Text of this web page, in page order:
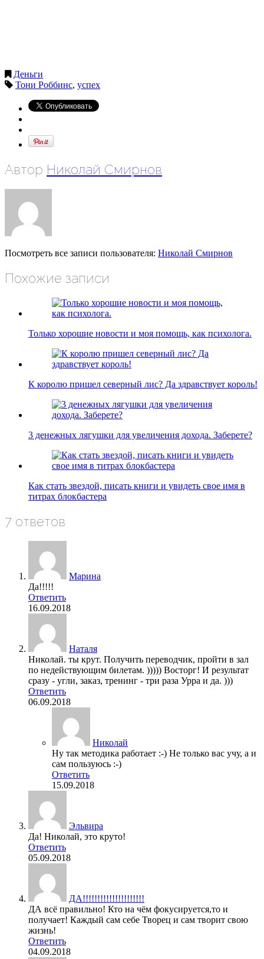
Деньги
Тони Роббинс, успех
Автор Николай Смирнов
Посмотреть все записи пользователя: Николай Смирнов
Похожие записи
Только хорошие новости и моя помощь, как психолога.
К королю пришел северный лис? Да здравствует король!
3 денежных лягушки для увеличения дохода. Заберете?
Как стать звездой, писать книги и увидеть свое имя в
титрах блокбастера
7 ответов
Марина
Да!!!!!
Ответить
16.09.2018
Наталя
Николай. ты крут. Получить переводчик, пройти в зал
по недействующим билетам. ))))) Восторг! И результат
сразу - угли, заказ, тренинг - три раза Урра и да. )))
Ответить
06.09.2018
Николай
Ну так методика работает :-) Не только вас учу, а и
сам пользуюсь :-)
Ответить
15.09.2018
Эльвира
Да! Николай, это круто!
Ответить
05.09.2018
ДА!!!!!!!!!!!!!!!!!!!!!
ДА всё правильно! Кто на чём фокусируется,то и
получает! Каждый сам себе Творец и сам творит свою
жизнь!
Ответить
04.09.2018